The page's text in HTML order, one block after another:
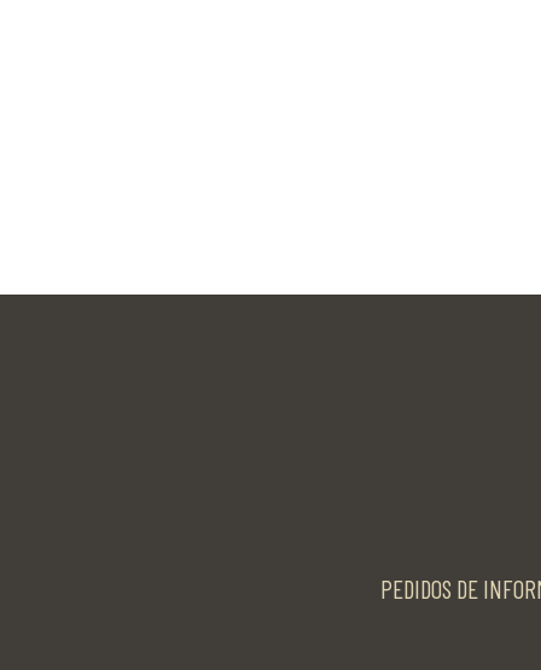
PEDIDOS DE